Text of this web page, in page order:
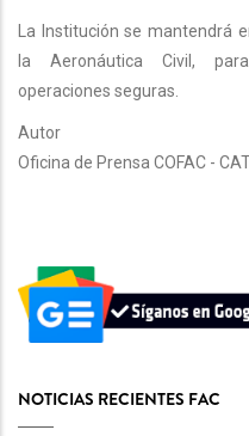
La Institución se mantendrá
la Aeronáutica Civil,
operaciones seguras.
Autor
Oficina de Prensa COFAC -
NOTICIAS RECIENTES FAC